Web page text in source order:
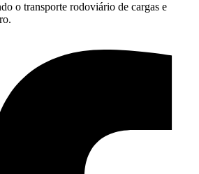
o transporte rodoviário de cargas e